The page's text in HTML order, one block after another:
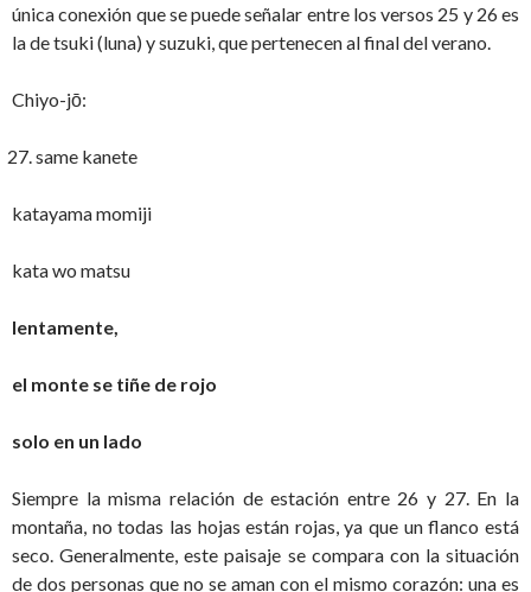
única conexión que se puede señalar entre los versos 25 y 26 es
la de tsuki (luna) y suzuki, que pertenecen al final del verano.
Chiyo-jō:
same kanete
katayama momiji
kata wo matsu
lentamente,
el monte se tiñe de rojo
solo en un lado
Siempre la misma relación de estación entre 26 y 27. En la
montaña, no todas las hojas están rojas, ya que un flanco está
seco. Generalmente, este paisaje se compara con la situación
de dos personas que no se aman con el mismo corazón: una es